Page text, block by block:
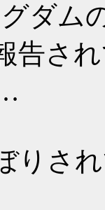
ダム
告さ
りさ